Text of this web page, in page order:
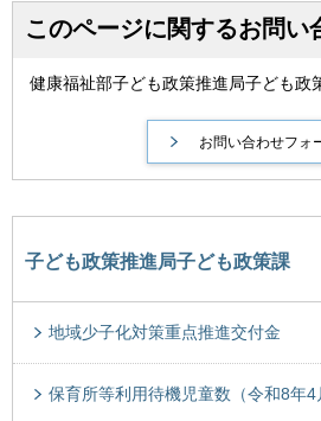
このページに関するお問い
健康福祉部子ども政策推進局子ども政
子ども政策推進局子ども政策課
地域少子化対策重点推進交付金
保育所等利用待機児童数（令和8年